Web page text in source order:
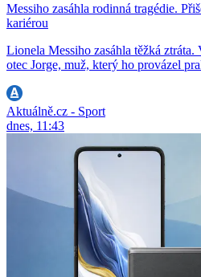
Messiho zasáhla rodinná tragédie.
kariérou
Lionela Messiho zasáhla těžká
otec Jorge, muž, který ho provázel
Aktuálně.cz - Sport
dnes, 11:43